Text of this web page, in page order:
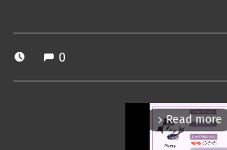
0
arrow_forward_ios Read more